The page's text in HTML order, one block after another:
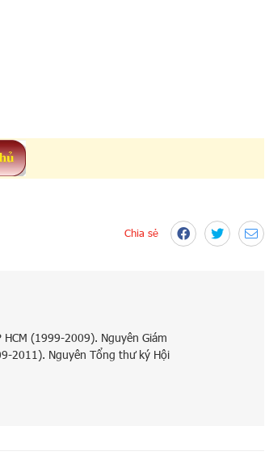
Chia sẻ
(1999-2009). Nguyên Giám
2011). Nguyên Tổng thư ký Hội